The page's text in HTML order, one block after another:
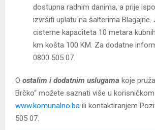
dostupna radnim danima, a prije
izvršiti uplatu na šalterima Blagajne.
cisterne kapaciteta 10 metara
km košta 100 KM. Za dodatne
0800 505 07.
O ostalim i dodatnim uslugama koje
Brčko“ možete saznati više u
www.komunalno.ba ili kontaktiranjem
505 07.